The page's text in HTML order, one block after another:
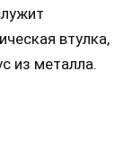
втулка,
из металла.